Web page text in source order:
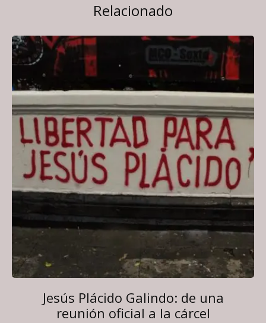
Relacionado
Jesús Plácido Galindo: de una
reunión oficial a la cárcel